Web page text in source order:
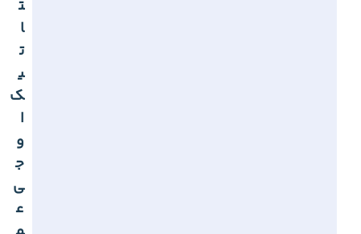
ت
ا
ت
ی
ک
ا
و
ج
ی
ع